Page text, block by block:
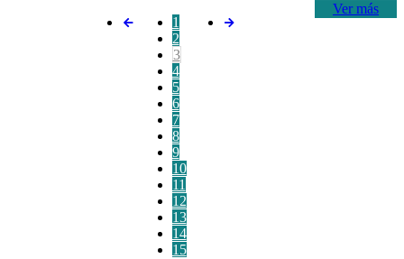
Ver más
1
2
3
4
5
6
7
8
9
10
11
12
13
14
15